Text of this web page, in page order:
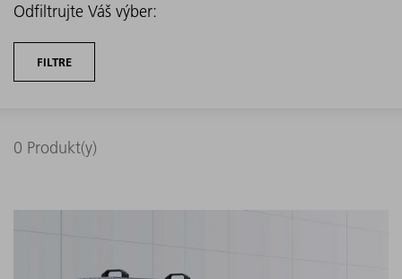
Odfiltrujte Váš výber:
FILTRE
0 Produkt(y)